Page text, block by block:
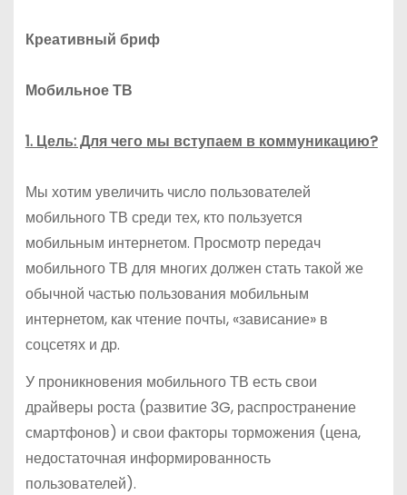
Креативный бриф
Мобильное ТВ
1. Цель: Для чего мы вступаем в коммуникацию?
Мы хотим увеличить число пользователей
мобильного ТВ среди тех, кто пользуется
мобильным интернетом. Просмотр передач
мобильного ТВ для многих должен стать такой же
обычной частью пользования мобильным
интернетом, как чтение почты, «зависание» в
соцсетях и др.
У проникновения мобильного ТВ есть свои
драйверы роста (развитие 3G, распространение
смартфонов) и свои факторы торможения (цена,
недостаточная информированность
пользователей).